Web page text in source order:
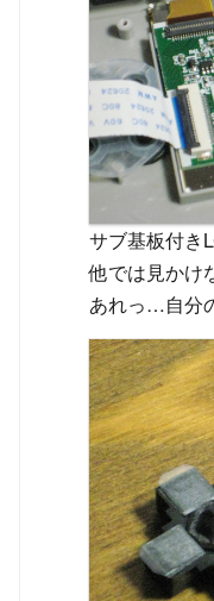
サブ基板付き
他では見かけ
あれっ…自分